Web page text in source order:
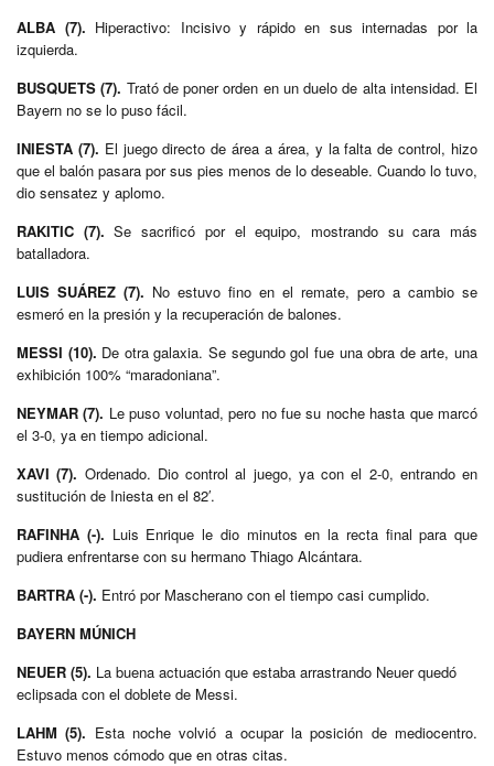
ALBA (7). Hiperactivo: Incisivo y rápido en sus internadas por la
izquierda.
BUSQUETS (7). Trató de poner orden en un duelo de alta intensidad. El
Bayern no se lo puso fácil.
INIESTA (7). El juego directo de área a área, y la falta de control, hizo
que el balón pasara por sus pies menos de lo deseable. Cuando lo tuvo,
dio sensatez y aplomo.
RAKITIC (7). Se sacrificó por el equipo, mostrando su cara más
batalladora.
LUIS SUÁREZ (7). No estuvo fino en el remate, pero a cambio se
esmeró en la presión y la recuperación de balones.
MESSI (10). De otra galaxia. Se segundo gol fue una obra de arte, una
exhibición 100% “maradoniana”.
NEYMAR (7). Le puso voluntad, pero no fue su noche hasta que marcó
el 3-0, ya en tiempo adicional.
XAVI (7). Ordenado. Dio control al juego, ya con el 2-0, entrando en
sustitución de Iniesta en el 82′.
RAFINHA (-). Luis Enrique le dio minutos en la recta final para que
pudiera enfrentarse con su hermano Thiago Alcántara.
BARTRA (-). Entró por Mascherano con el tiempo casi cumplido.
BAYERN MÚNICH
NEUER (5). La buena actuación que estaba arrastrando Neuer quedó
eclipsada con el doblete de Messi.
LAHM (5). Esta noche volvió a ocupar la posición de mediocentro.
Estuvo menos cómodo que en otras citas.